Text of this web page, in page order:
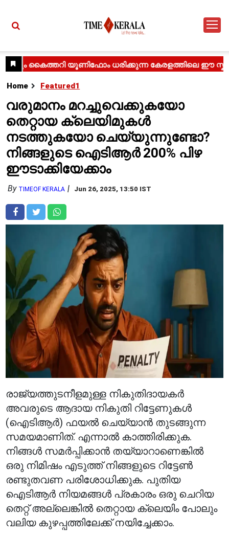
Home Featured1
വരുമാനം മറച്ചുവെക്കുകയോ
തെറ്റായ ക്ലെയിമുകൾ
നടത്തുകയോ ചെയ്യുന്നുണ്ടോ?
നിങ്ങളുടെ ഐടിആർ 200% പിഴ
ഈടാക്കിയേക്കാം
By TIMEOF KERALA Jun 26, 2025, 13:50 IST
രാജ്യത്തുടനീളമുള്ള നികുതിദായകർ
അവരുടെ ആദായ നികുതി റിട്ടേണുകൾ
(ഐടിആർ) ഫയൽ ചെയ്യാൻ തുടങ്ങുന്ന
സമയമാണിത്. എന്നാൽ കാത്തിരിക്കുക.
നിങ്ങൾ സമർപ്പിക്കാൻ തയ്യാറാണെങ്കിൽ
ഒരു നിമിഷം എടുത്ത് നിങ്ങളുടെ റിട്ടേൺ
രണ്ടുതവണ പരിശോധിക്കുക. പുതിയ
ഐടിആർ നിയമങ്ങൾ പ്രകാരം ഒരു ചെറിയ
തെറ്റ് അല്ലെങ്കിൽ തെറ്റായ ക്ലെയിം പോലും
വലിയ കുഴപ്പത്തിലേക്ക് നയിച്ചേക്കാം.